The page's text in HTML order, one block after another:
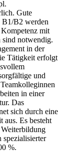
Leben, Kultur
Gute
B1/B2 werden
Kompetenz mit
sind notwendig.
in der
Tätigkeit erfolgt
und
in einer
Das
sich durch eine
aus. Es besteht
%.